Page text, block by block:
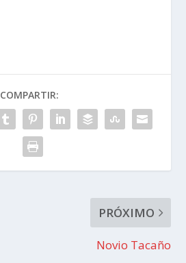
COMPARTIR:
PRÓXIMO
Novio Tacaño